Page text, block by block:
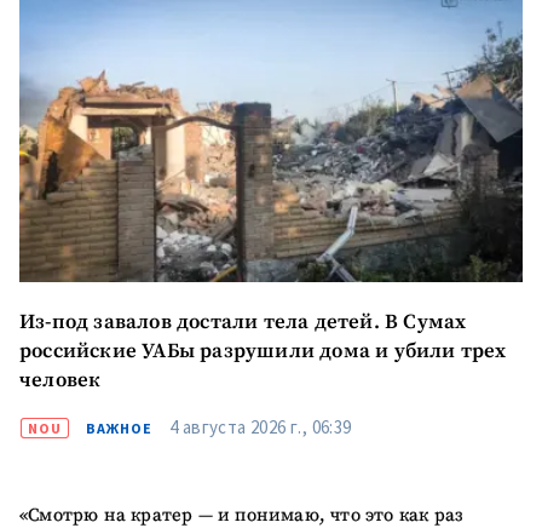
Из-под завалов достали тела детей. В Сумах
российские УАБы разрушили дома и убили трех
человек
NOU ВАЖНОЕ 4 августа 2026 г., 06:39
«Смотрю на кратер — и понимаю, что это как раз